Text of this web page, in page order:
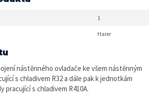
1
Haier
nástěnného ovladače ke všem nástěnným
s chladivem R32 a dále pak k jednotkám
pracující s chladivem R410A.